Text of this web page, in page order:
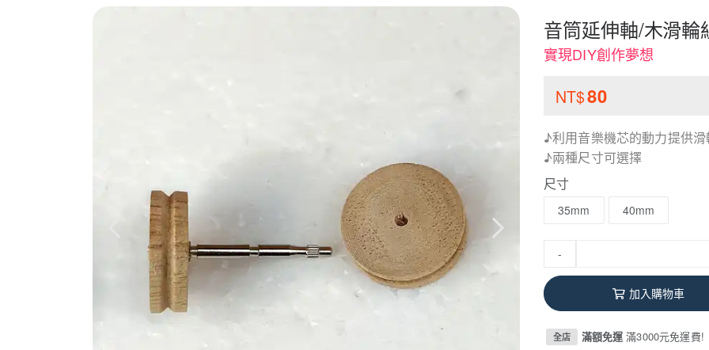
音筒延伸軸/木滑輪
實現DIY創作夢想
NT$80
♪利用音樂機芯的動力提供
♪兩種尺寸可選擇
尺寸
35mm 40mm
-
加入購物車
全店 滿額免運滿3000元免運費!